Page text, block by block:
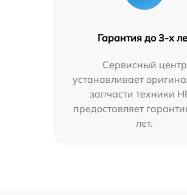
Гарантия до 3-х
Сервисный центр
устанавливает
запчасти техники
предоставляет
лет.